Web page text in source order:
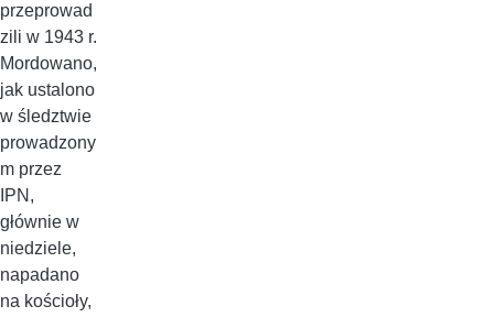
przeprowad
zili w 1943 r.
Mordowano,
jak ustalono
w śledztwie
prowadzony
m przez
IPN,
głównie w
niedziele,
napadano
na kościoły,